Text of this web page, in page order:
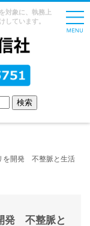
対象に、執務上
しています。
を開発 不整脈と生活
発 不整脈と